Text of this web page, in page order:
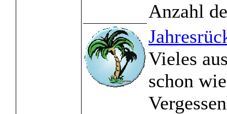
Anzahl
Vieles
schon